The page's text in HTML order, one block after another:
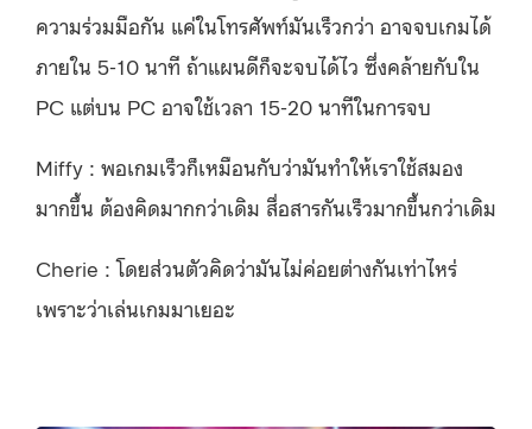
ความร่วมมือกัน แค่ในโทรศัพท์มันเร็วกว่า อาจจบเกมได้
ภายใน 5-10 นาที ถ้าแผนดีก็จะจบได้ไว ซึ่งคล้ายกับใน
PC แต่บน PC อาจใช้เวลา 15-20 นาทีในการจบ
Miffy : พอเกมเร็วก็เหมือนกับว่ามันทำให้เราใช้สมอง
มากขึ้น ต้องคิดมากกว่าเดิม สื่อสารกันเร็วมากขึ้นกว่าเดิม
Cherie : โดยส่วนตัวคิดว่ามันไม่ค่อยต่างกันเท่าไหร่
เพราะว่าเล่นเกมมาเยอะ